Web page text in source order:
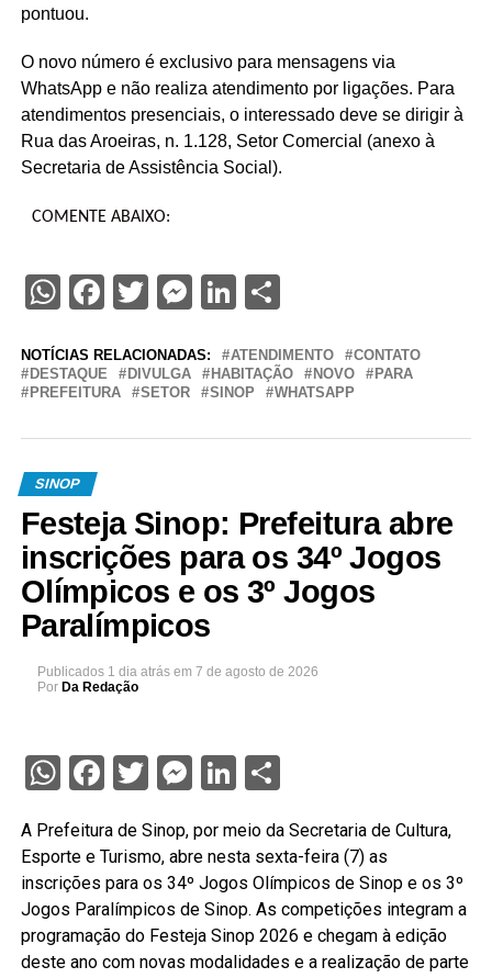
pontuou.
O novo número é exclusivo para mensagens via
WhatsApp e não realiza atendimento por ligações. Para
atendimentos presenciais, o interessado deve se dirigir à
Rua das Aroeiras, n. 1.128, Setor Comercial (anexo à
Secretaria de Assistência Social).
COMENTE ABAIXO:
WhatsApp
Facebook
TwitterMessenger
LinkedIn
NOTÍCIAS RELACIONADAS: ATENDIMENTO
CONTATO
DESTAQUE
DIVULGA HABITAÇÃO NOVO
PARA
PREFEITURA
SETOR SINOP WHATSAPP
SINOP
Festeja Sinop: Prefeitura abre
inscrições para os 34º Jogos
Olímpicos e os 3º Jogos
Paralímpicos
Publicados 1 dia atrás em 7 de agosto de 2026
Por Da Redação
WhatsApp
Facebook
TwitterMessenger
LinkedIn
A Prefeitura de Sinop, por meio da Secretaria de Cultura,
Esporte e Turismo, abre nesta sexta-feira (7) as
inscrições para os 34º Jogos Olímpicos de Sinop e os 3º
Jogos Paralímpicos de Sinop. As competições integram a
programação do Festeja Sinop 2026 e chegam à edição
deste ano com novas modalidades e a realização de parte